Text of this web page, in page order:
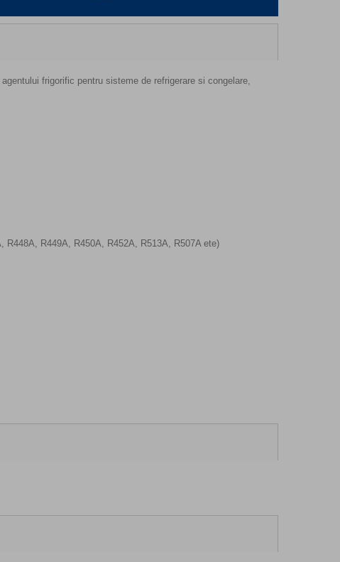
frigorific pentru sisteme de refrigerare si congelare,
R449A, R450A, R452A, R513A, R507A ete)